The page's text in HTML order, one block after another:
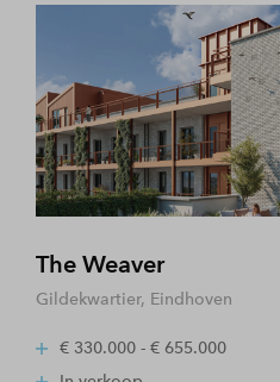
The Weaver
Gildekwartier, Eindhoven
€ 330.000 - € 655.000